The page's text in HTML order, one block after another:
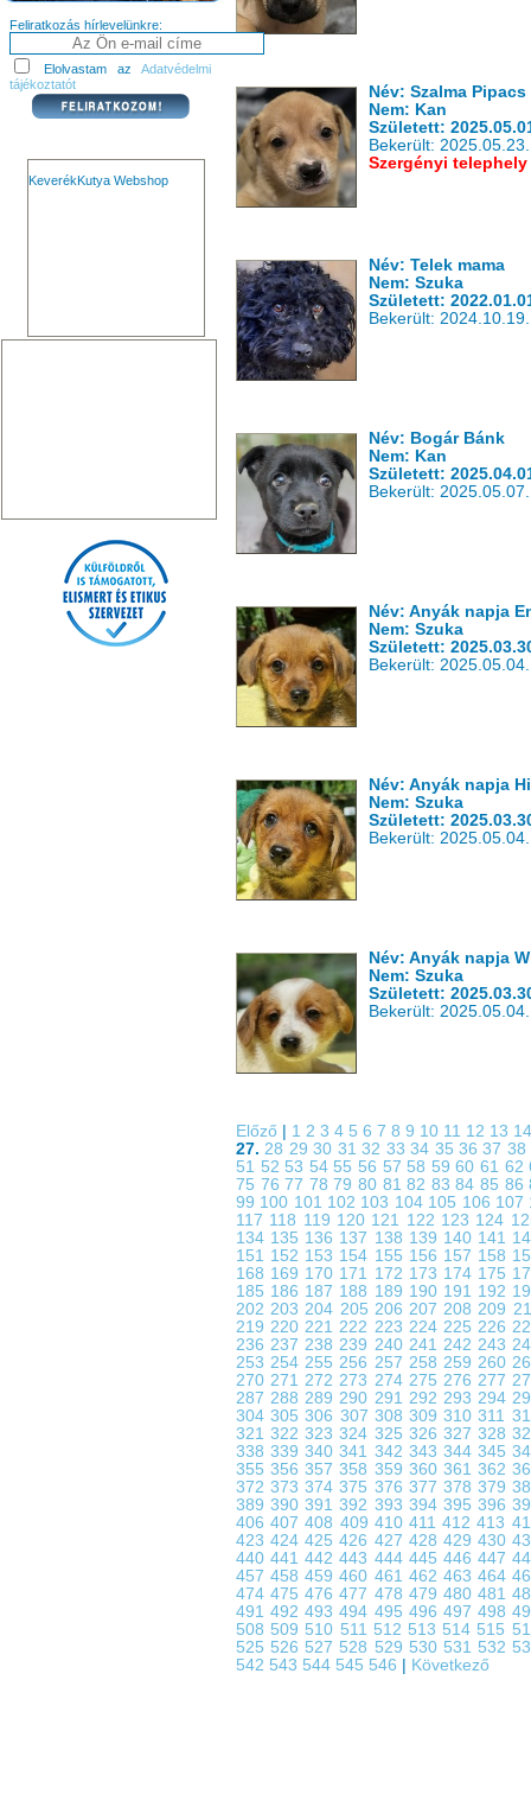
Feliratkozás hírlevelünkre:
Elolvastam az Adatvédelmi
tájékoztatót
KeverékKutya Webshop
Név: Szalma Pipacs
Nem: Kan
Született:
Bekerült: 2025.05.23.
Szergényi telephely
Név: Telek mama
Nem: Szuka
Született:
Bekerült: 2024.10.19.
Név: Bogár Bánk
Nem: Kan
Született:
Bekerült: 2025.05.07.
Név: Anyák napja
Nem: Szuka
Született:
Bekerült: 2025.05.04.
Név: Anyák napja
Nem: Szuka
Született:
Bekerült: 2025.05.04.
Név: Anyák napja
Nem: Szuka
Született:
Bekerült: 2025.05.04.
Előző 1 2 3 4 5 6 7 8 9 10 11 12 13
27. 28 2930 3132 3334 35 3637 38
51 52 53 54 55 56 57 58 596061 62
75 7677 787980 8182 838485 86
99 100 101 102 103 104 105 106 107
117 118 119 120 121 122 123 124
134 135 136 137 138 139 140 141
151 152 153 154 155 156 157 158
168 169 170 171 172 173 174 175
185 186 187 188 189 190 191 192
202203204 205 206 207208209
219220221222 223 224 225 226
236237238239 240 241 242 243
253254255256 257 258 259 260
270271272273 274 275 276 277
287288289290 291 292 293 294
304305306 307 308 309310311
321322323324 325 326 327 328
338339340341 342 343 344 345
355356357358 359 360 361 362
372373374375 376 377 378 379
389390391392 393 394 395 396
406407408 409 410 411412413
423424425426 427 428 429 430
440441442443 444 445 446 447
457458459460 461 462 463 464
474475476477 478 479 480 481
491492493494 495 496 497 498
508 509 510 511 512 513 514 515
525 526 527 528 529 530 531 532
542 543 544 545 546 Következő